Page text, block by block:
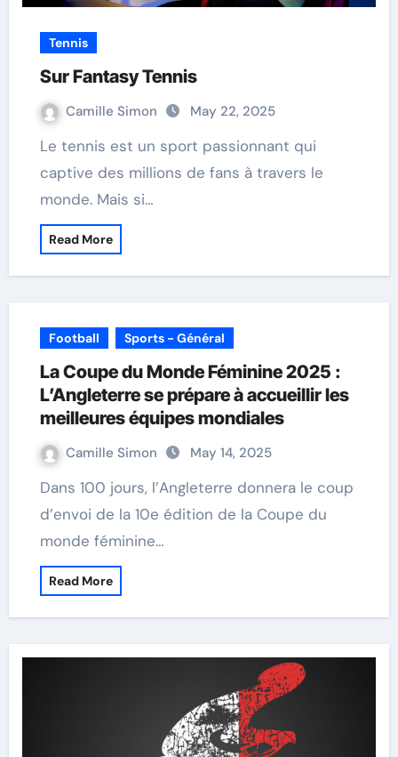
Tennis
Sur Fantasy Tennis
Camille Simon May 22, 2025
Le tennis est un sport passionnant qui
captive des millions de fans à travers le
monde. Mais si…
Read More
Football Sports - Général
La Coupe du Monde Féminine 2025 :
L’Angleterre se prépare à accueillir les
meilleures équipes mondiales
Camille Simon May 14, 2025
Dans 100 jours, l’Angleterre donnera le coup
d’envoi de la 10e édition de la Coupe du
monde féminine…
Read More